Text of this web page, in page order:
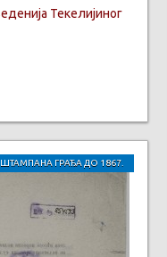
Текелијиног
ГРАЂА ДО 1867.